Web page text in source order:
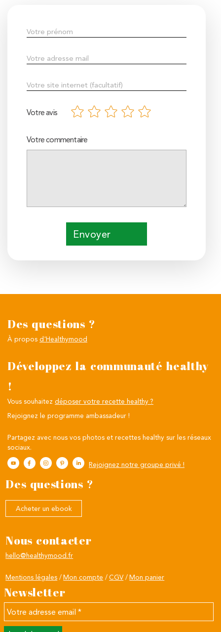
Votre avis
Votre commentaire
Envoyer
Des questions ?
À propos d'Healthymood
Développez la communauté healthy
!
Vous souhaitez déposer votre recette healthy ?
Rejoignez le programme ambassadeur !
Partagez avec nous vos photos et recettes healthy sur les réseaux
sociaux.
Rejoignez notre groupe privé !
Des questions ?
Acheter un ebook
Nous contacter
hello@healthymood.fr
Mentions légales Mon compte CGV Mon panier
Newsletter
Votre
email